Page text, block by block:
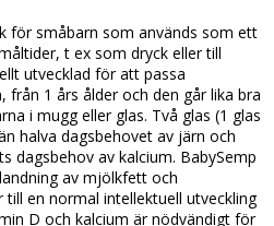
för småbarn som används som ett
t ex som dryck eller till
utvecklad för att passa
från 1 års ålder och den går lika bra
i mugg eller glas. Två glas (1 glas
halva dagsbehovet av järn och
dagsbehov av kalcium. BabySemp
av mjölkfett och
till en normal intellektuell utveckling
D och kalcium är nödvändigt för